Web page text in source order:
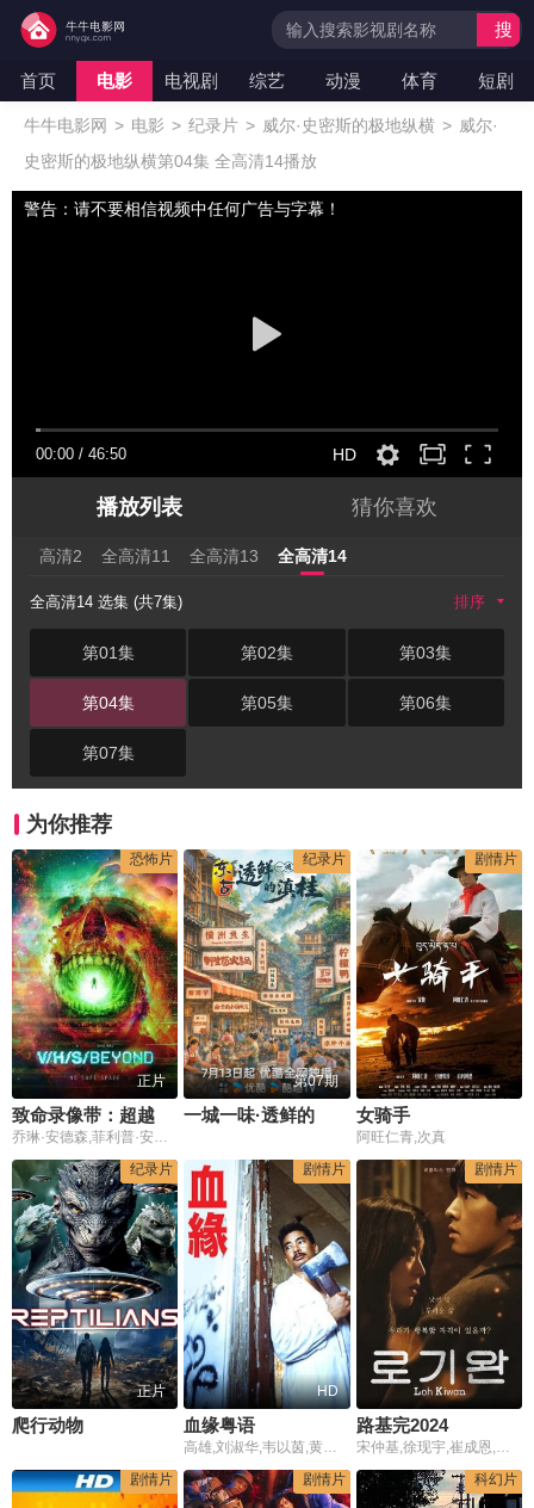
首页 电影 电视剧 综艺 动漫 体育 短剧
搜
牛牛电影网 > 电影 > 纪录片 > 威尔·史密斯的极地纵横 > 威尔·
史密斯的极地纵横第04集 全高清14播放
00:00 / 46:50 HD
警告：请不要相信视频中任何广告与字幕！
播放列表 猜你喜欢
高清2 全高清11 全高清13 全高清14
全高清14 选集 (共7集) 排序
第01集 第02集 第03集
第04集 第05集 第06集
第07集
为你推荐
恐怖片
正片
致命录像带：超越
乔琳·安德森,菲利普·安德瑞·波铁洛,比克斯·克雷格
纪录片
第07期
剧情片
女骑手
阿旺仁青,次真
纪录片
正片
爬行动物
剧情片
HD
血缘粤语
高雄,刘淑华,韦以茵,黄天铎,袁震宇,李国平,张蓓娜,何嘉丽,黎冠宏,刘安琪
剧情片
路基完2024
宋仲基,徐现宇,崔成恩,李一花,赵汉哲
剧情片
剧情片 科幻片